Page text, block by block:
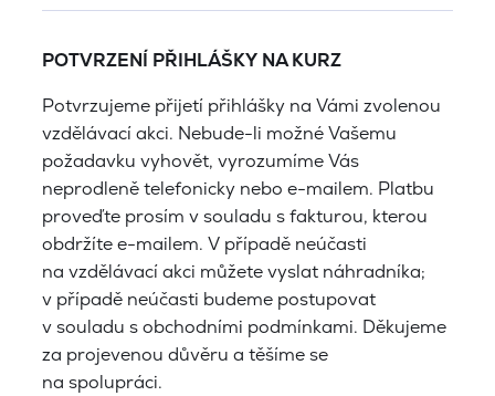
POTVRZENÍ PŘIHLÁŠKY NA KURZ
Potvrzujeme přijetí přihlášky na Vámi zvolenou
vzdělávací akci. Nebude-li možné Vašemu
požadavku vyhovět, vyrozumíme Vás
neprodleně telefonicky nebo e-mailem. Platbu
proveďte prosím v souladu s fakturou, kterou
obdržíte e-mailem. V případě neúčasti
na vzdělávací akci můžete vyslat náhradníka;
v případě neúčasti budeme postupovat
v souladu s obchodními podmínkami. Děkujeme
za projevenou důvěru a těšíme se
na spolupráci.